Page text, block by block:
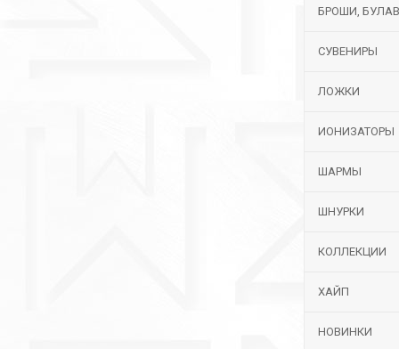
БРОШИ,
СУВЕНИРЫ
ЛОЖКИ
ИОНИЗАТОРЫ
ШАРМЫ
ШНУРКИ
КОЛЛЕКЦИИ
ХАЙП
НОВИНКИ